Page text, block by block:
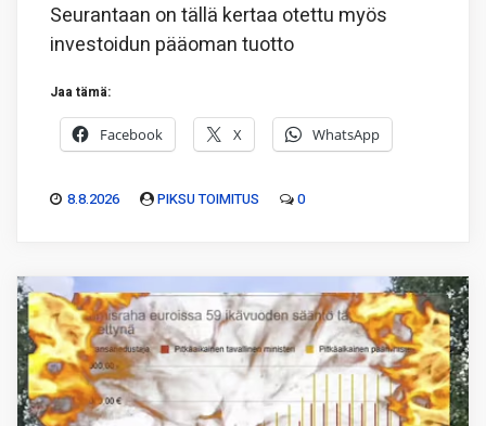
Seurantaan on tällä kertaa otettu myös
investoidun pääoman tuotto
Jaa tämä:
Facebook X WhatsApp
8.8.2026 PIKSU TOIMITUS 0